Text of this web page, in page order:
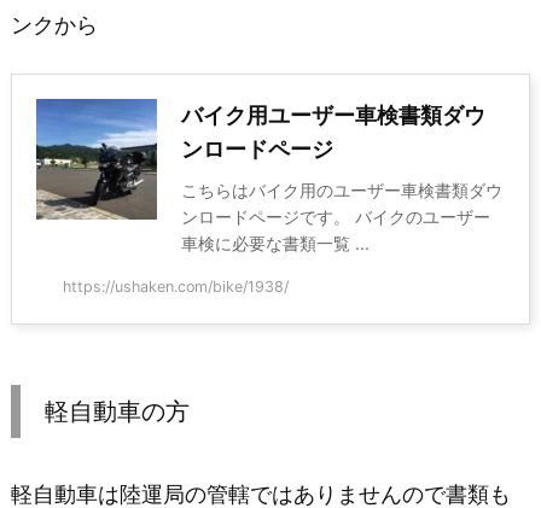
ンクから
バイク用ユーザー車検書類ダウ
ンロードページ
こちらはバイク用のユーザー車検書類ダウ
ンロードページです。 バイクのユーザー
車検に必要な書類一覧 ...
https://ushaken.com/bike/1938/
軽自動車の方
軽自動車は陸運局の管轄ではありませんので書類も